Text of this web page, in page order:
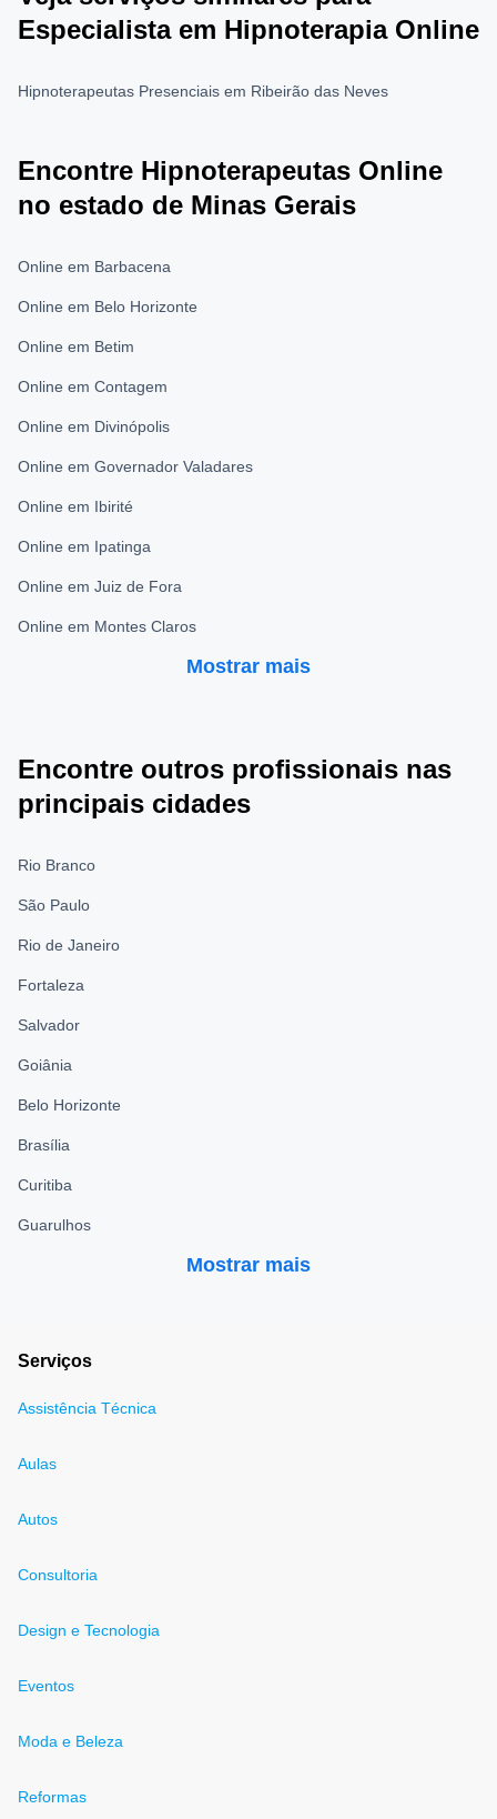
Especialista em Hipnoterapia Online
Hipnoterapeutas Presenciais em Ribeirão das Neves
Encontre Hipnoterapeutas Online
no estado de Minas Gerais
Online em Barbacena
Online em Belo Horizonte
Online em Betim
Online em Contagem
Online em Divinópolis
Online em Governador Valadares
Online em Ibirité
Online em Ipatinga
Online em Juiz de Fora
Online em Montes Claros
Mostrar mais
Encontre outros profissionais nas
principais cidades
Rio Branco
São Paulo
Rio de Janeiro
Fortaleza
Salvador
Goiânia
Belo Horizonte
Brasília
Curitiba
Guarulhos
Mostrar mais
Serviços
Assistência Técnica
Aulas
Autos
Consultoria
Design e Tecnologia
Eventos
Moda e Beleza
Reformas